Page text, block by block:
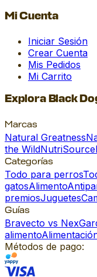
Mi Cuenta
Iniciar Sesión
Crear Cuenta
Mis Pedidos
Mi Carrito
Explora Black
Marcas
Natural Greatness
the WildNutriSource
Categorías
Todo para perros
gatosAlimento
premiosJuguetes
Guías
Bravecto vs
alimento
Métodos de pago: